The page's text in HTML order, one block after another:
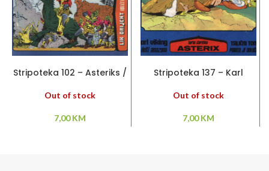
Stripoteka 102 – Asteriks /
Out of stock
7,00KM
Stripoteka 137 – Karl
Tom
Out of stock
7,00KM